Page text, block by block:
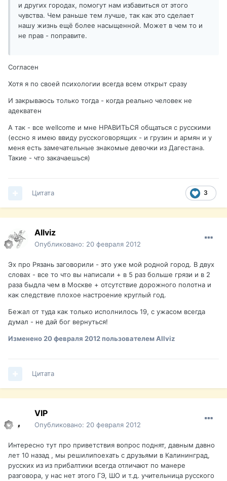
и других городах, помогут нам избавиться от этого
чувства. Чем раньше тем лучше, так как это сделает
нашу жизнь ещё более насыщенной. Может в чем то и
не прав - поправите.
Согласен
Хотя я по своей психологии всегда всем открыт сразу
И закрываюсь только тогда - когда реально человек не
адекватен
А так - все wellcome и мне НРАВИТЬСЯ общаться с русскими
(ессно я имею ввиду русскоговорящих - и грузин и армян и у
меня есть замечательные знакомые девочки из Дагестана.
Такие - что закачаешься)
3
Цитата
Allviz
Опубликовано: 20 февраля 2012
Эх про Рязань заговорили - это уже мой родной город. В двух
словах - все то что вы написали + в 5 раз больше грязи и в 2
раза быдла чем в Москве + отсутствие дорожного полотна и
как следствие плохое настроение круглый год.
Бежал от туда как только исполнилось 19, с ужасом всегда
думал - не дай бог вернуться!
Изменено20 февраля 2012пользователем Allviz
Цитата
VIP
Опубликовано: 20 февраля 2012
Интересно тут про приветствия вопрос поднят, давным давно
лет 10 назад , мы решилипоехать с друзьями в Калининград,
русских из из прибалтики всегда отличают по манере
разговора, у нас нет этого ГЭ, ШО и т.д. учительница русского